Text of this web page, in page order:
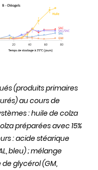
(produits primaires
au cours de
: huile de colza
préparées avec 15%
: acide stéarique
bleu) ; mélange
glycérol (GM,